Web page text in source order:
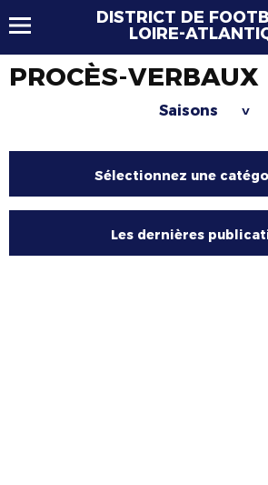
DISTRICT DE
LOIRE-
PROCÈS-VERBAUX
Saisons >
Sélectionnez une
Les dernières